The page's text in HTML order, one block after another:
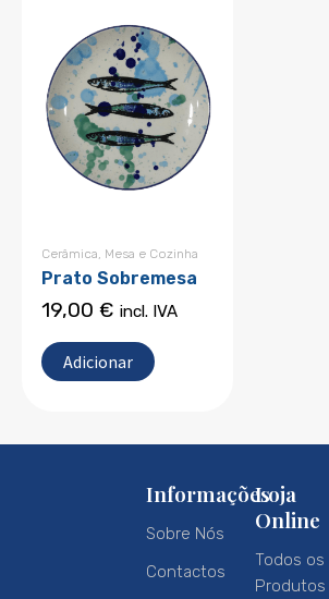
Cerâmica, Mesa e Cozinha
Prato Sobremesa
19,00 € incl. IVA
Adicionar
Informações
Sobre Nós
Contactos
Loja
Online
Todos os
Produtos